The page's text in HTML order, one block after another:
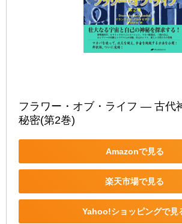
フラワー・オブ・ライフ ― 古代
秘密(第2巻)
Amazonで見る
楽天市場で見る
Yahoo!ショッピングで見